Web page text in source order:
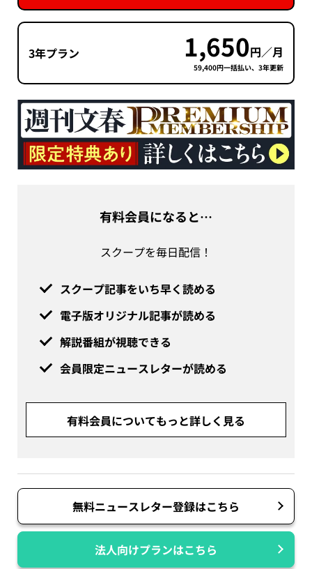
3年プラン 1,650円／月
59,400円一括払い、3年更新
有料会員になると…
スクープを毎日配信！
スクープ記事をいち早く読める
電子版オリジナル記事が読める
解説番組が視聴できる
会員限定ニュースレターが読める
有料会員についてもっと詳しく見る
無料ニュースレター登録はこちら
法人向けプランはこちら